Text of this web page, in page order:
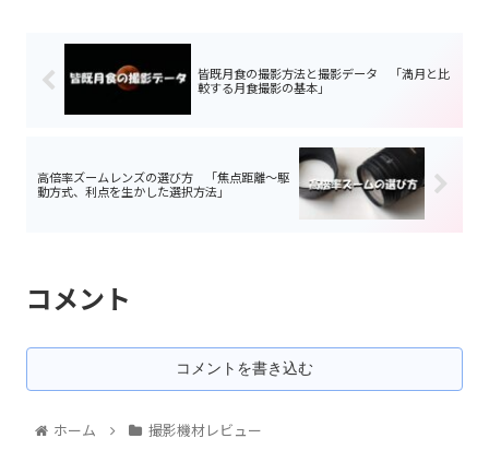
皆既月食の撮影方法と撮影データ 「満月と比
較する月食撮影の基本」
高倍率ズームレンズの選び方 「焦点距離～駆
動方式、利点を生かした選択方法」
コメント
コメントを書き込む
ホーム 撮影機材レビュー